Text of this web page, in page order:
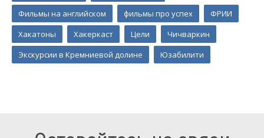
Фильмы на английском
фильмы про успех
ФРИИ
Хакатоны
Хакеркаст Цели
Чичваркин
Экскурсии в Кремниевой долине
Юзабилити